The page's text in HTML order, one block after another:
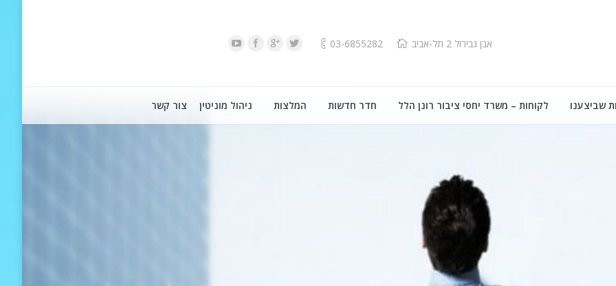
אבן גבירול 2 תל-אביב 03-6855282
שביצענו לקוחות – משרד יחסי ציבור רונן הלל חדר חדשות המלצות ניהול מוניטין צור קשר